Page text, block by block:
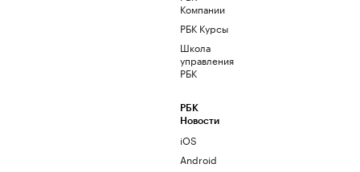
Компании
РБК Курсы
Школа
управления
РБК
РБК
Новости
iOS
Android